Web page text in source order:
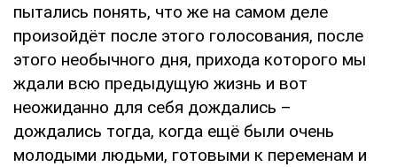
пытались понять, что же на самом деле
произойдёт после этого голосования, после
этого необычного дня, прихода которого мы
ждали всю предыдущую жизнь и вот
неожиданно для себя дождались –
дождались тогда, когда ещё были очень
молодыми людьми, готовыми к переменам и